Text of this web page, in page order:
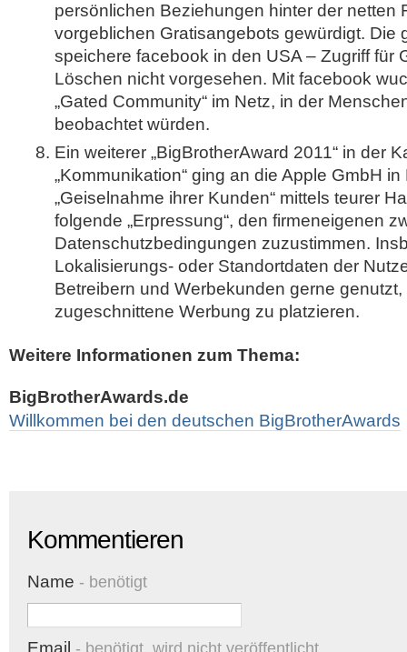
persönlichen Beziehungen hinter der netten
vorgeblichen Gratisangebots gewürdigt. Die
speichere facebook in den USA – Zugriff für
Löschen nicht vorgesehen. Mit facebook
„Gated Community“ im Netz, in der
beobachtet würden.
Ein weiterer „BigBrotherAward 2011“ in der
„Kommunikation“ ging an die Apple GmbH
„Geiselnahme ihrer Kunden“ mittels teurer
folgende „Erpressung“, den firmeneigenen
Datenschutzbedingungen zuzustimmen.
Lokalisierungs- oder Standortdaten der
Betreibern und Werbekunden gerne
zugeschnittene Werbung zu platzieren.
Weitere Informationen zum Thema:
BigBrotherAwards.de
Willkommen bei den deutschen BigBrotherAwards
Kommentieren
Name - benötigt
Email - benötigt, wird nicht veröffentlicht.